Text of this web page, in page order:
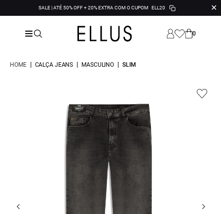
SALE | ATÉ 50% OFF + 20% EXTRA COM O CUPOM ELL20 ✕
0
HOME | CALÇA JEANS | MASCULINO | SLIM